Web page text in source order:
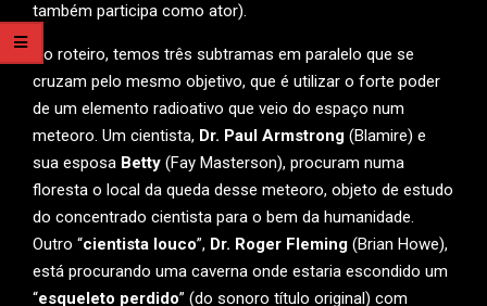
também participa como ator).
No roteiro, temos três subtramas em paralelo que se
cruzam pelo mesmo objetivo, que é utilizar o forte poder
de um elemento radioativo que veio do espaço num
meteoro. Um cientista, Dr. Paul Armstrong (Blamire) e
sua esposa Betty (Fay Masterson), procuram numa
floresta o local da queda desse meteoro, objeto de estudo
do concentrado cientista para o bem da humanidade.
Outro “cientista louco”, Dr. Roger Fleming (Brian Howe),
está procurando uma caverna onde estaria escondido um
“esqueleto perdido” (do sonoro título original) com